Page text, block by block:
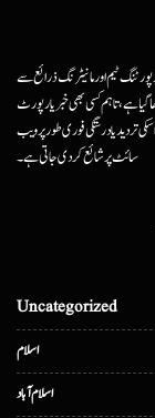
ٹیم اور مانیٹرنگ ذرائع سے
ہے، تاہم کسی بھی خبر یا رپورٹ
تردید یا درستگی فوری طور پر ویب
سائٹ پر شائع کردی جاتی ہے۔
Uncategorized
اسلام
اسلام آباد